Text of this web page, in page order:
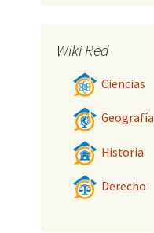
Wiki Red
Ciencias
Geografía
Historia
Derecho